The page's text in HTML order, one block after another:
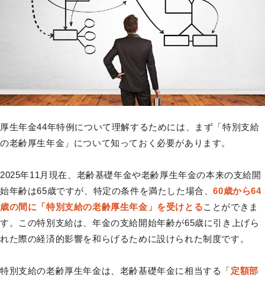
厚生年金44年特例について理解するためには、まず「特別支給
の老齢厚生年金」について知っておく必要があります。
2025年11月現在、老齢基礎年金や老齢厚生年金の本来の支給開
始年齢は65歳ですが、特定の条件を満たした場合、60歳から64
歳の間に「特別支給の老齢厚生年金」を受けとることができま
す。この特別支給は、年金の支給開始年齢が65歳に引き上げら
れた際の経済的影響を和らげるために設けられた制度です。
特別支給の老齢厚生年金は、老齢基礎年金に相当する「 定額部